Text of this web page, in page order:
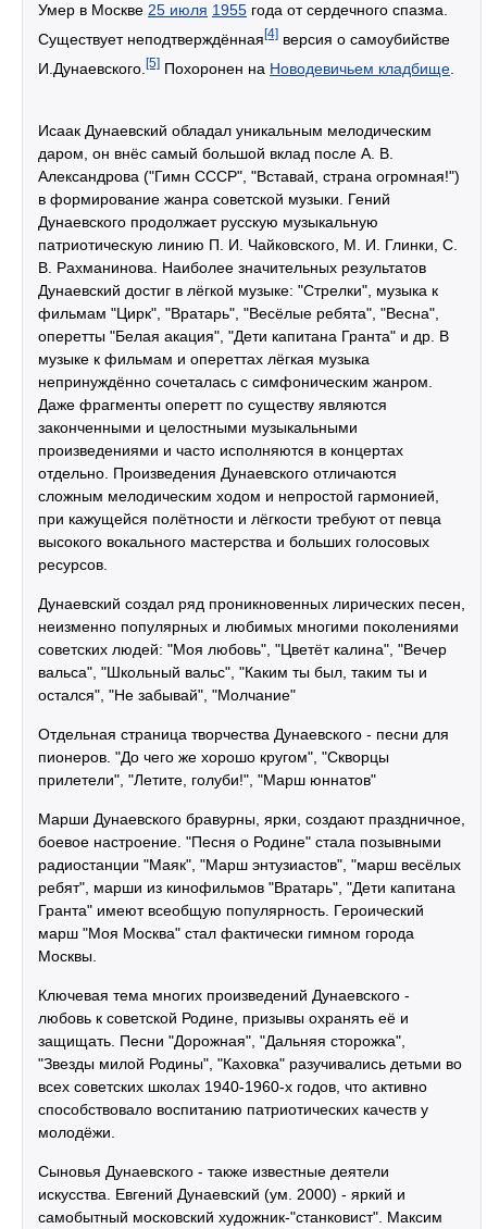
Умер в Москве 25 июля 1955 года от сердечного спазма.
Существует неподтверждённая [4] версия о самоубийстве
И.Дунаевского. [5] Похоронен на Новодевичьем кладбище
Исаак Дунаевский обладал уникальным мелодическим
даром, он внёс самый большой вклад после А. В.
Александрова ("Гимн СССР", "Вставай, страна огромная!")
в формирование жанра советской музыки. Гений
Дунаевского продолжает русскую музыкальную
патриотическую линию П. И. Чайковского, М. И. Глинки, С.
В. Рахманинова. Наиболее значительных результатов
Дунаевский достиг в лёгкой музыке: "Стрелки", музыка к
фильмам "Цирк", "Вратарь", "Весёлые ребята", "Весна",
оперетты "Белая акация", "Дети капитана Гранта" и др. В
музыке к фильмам и опереттах лёгкая музыка
непринуждённо сочеталась с симфоническим жанром.
Даже фрагменты оперетт по существу являются
законченными и целостными музыкальными
произведениями и часто исполняются в концертах
отдельно. Произведения Дунаевского отличаются
сложным мелодическим ходом и непростой гармонией,
при кажущейся полётности и лёгкости требуют от певца
высокого вокального мастерства и больших голосовых
ресурсов.
Дунаевский создал ряд проникновенных лирических песен,
неизменно популярных и любимых многими поколениями
советских людей: "Моя любовь", "Цветёт калина", "Вечер
вальса", "Школьный вальс", "Каким ты был, таким ты и
остался", "Не забывай", "Молчание"
Отдельная страница творчества Дунаевского - песни для
пионеров. "До чего же хорошо кругом", "Скворцы
прилетели", "Летите, голуби!", "Марш юннатов"
Марши Дунаевского бравурны, ярки, создают праздничное,
боевое настроение. "Песня о Родине" стала позывными
радиостанции "Маяк", "Марш энтузиастов", "марш весёлых
ребят", марши из кинофильмов "Вратарь", "Дети капитана
Гранта" имеют всеобщую популярность. Героический
марш "Моя Москва" стал фактически гимном города
Москвы.
Ключевая тема многих произведений Дунаевского -
любовь к советской Родине, призывы охранять её и
защищать. Песни "Дорожная", "Дальняя сторожка",
"Звезды милой Родины", "Каховка" разучивались детьми во
всех советских школах 1940-1960-х годов, что активно
способствовало воспитанию патриотических качеств у
молодёжи.
Сыновья Дунаевского - также известные деятели
искусства. Евгений Дунаевский (ум. 2000) - яркий и
самобытный московский художник-"станковист". Максим